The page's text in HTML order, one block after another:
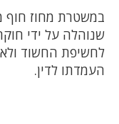
במשטרת מחוז חוף
שנוהלה על ידי
לחשיפת החשוד
העמדתו לדין.